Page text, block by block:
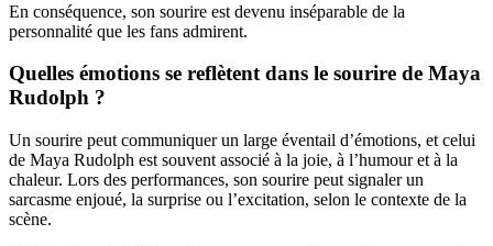
En conséquence, son sourire est devenu inséparable de la
personnalité que les fans admirent.
Quelles émotions se reflètent dans le sourire de Maya
Rudolph ?
Un sourire peut communiquer un large éventail d’émotions, et celui
de Maya Rudolph est souvent associé à la joie, à l’humour et à la
chaleur. Lors des performances, son sourire peut signaler un
sarcasme enjoué, la surprise ou l’excitation, selon le contexte de la
scène.